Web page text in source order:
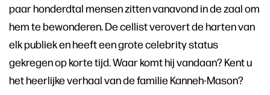
paar honderdtal mensen zitten vanavond in de zaal om
hem te bewonderen. De cellist verovert de harten van
elk publiek en heeft een grote celebrity status
gekregen op korte tijd. Waar komt hij vandaan? Kent u
het heerlijke verhaal van de familie Kanneh-Mason?